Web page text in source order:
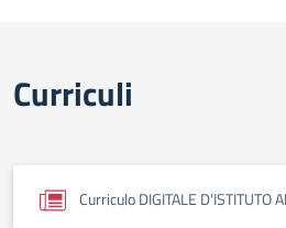
Curriculi
Curriculo DIGITALE D'ISTITUTO